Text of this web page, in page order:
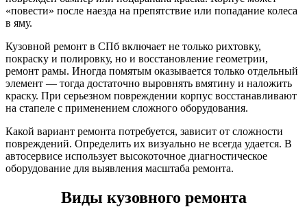
«повести» после наезда на препятствие или попадание колеса
в яму.
Кузовной ремонт в СПб включает не только рихтовку,
покраску и полировку, но и восстановление геометрии,
ремонт рамы. Иногда помятым оказывается только отдельный
элемент — тогда достаточно выровнять вмятину и наложить
краску. При серьезном повреждении корпус восстанавливают
на стапеле с применением сложного оборудования.
Какой вариант ремонта потребуется, зависит от сложности
повреждений. Определить их визуально не всегда удается. В
автосервисе использует высокоточное диагностическое
оборудование для выявления масштаба ремонта.
Виды кузовного ремонта